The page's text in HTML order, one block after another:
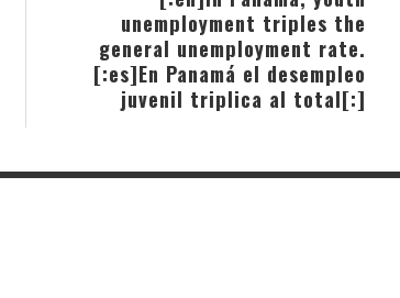
unemployment triples the
general unemployment rate.
[:es]En Panamá el desempleo
juvenil triplica al total[:]